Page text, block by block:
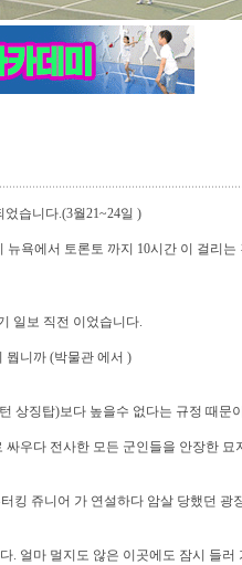
습니다.(3월21~24일 )
욕에서 토론토 까지 10시간 이 걸리는
일보 직전 이었습니다.
뭡니까 (박물관 에서 )
상징탑)보다 높을수 없다는 규정 때문
우다 전사한 모든 군인들을 안장한 묘
킹 쥬니어 가 연설하다 암살 당했던 광
. 얼마 멀지도 않은 이곳에도 잠시 들러